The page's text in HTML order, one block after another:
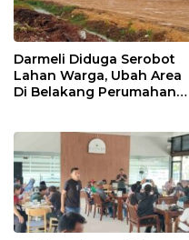
Darmeli Diduga Serobot
Lahan Warga, Ubah Area
Di Belakang Perumahan